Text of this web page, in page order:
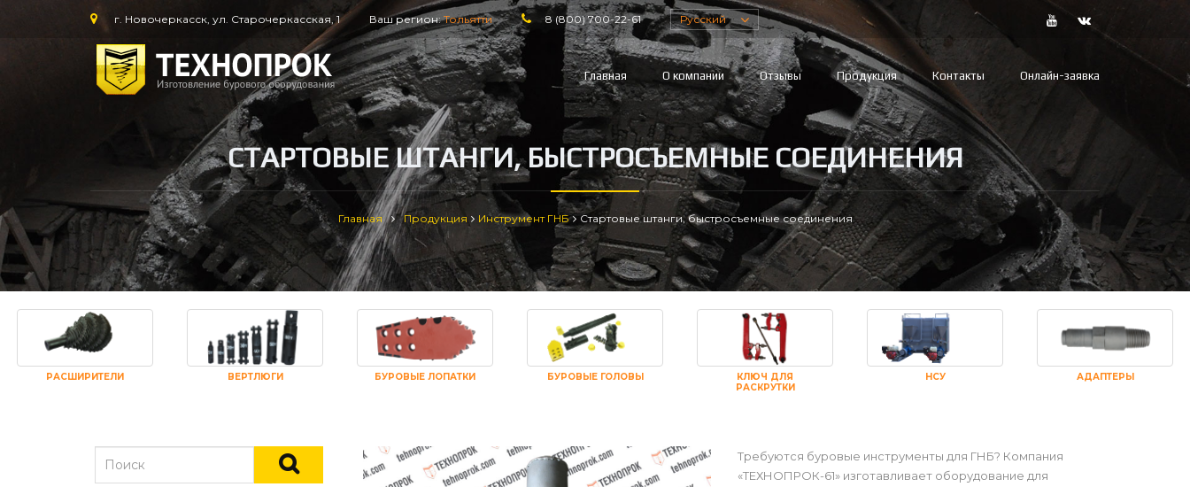
г. Новочеркасск, ул. Старочеркасская, 1 Ваш регион:Тольятти 8 (800) 700-22-61 Русский
Главная О компании Отзывы Продукция Контакты Онлайн-заявка
СТАРТОВЫЕ ШТАНГИ, БЫСТРОСЪЕМНЫЕ СОЕДИНЕНИЯ
Главная Продукция Инструмент ГНБ Стартовые штанги, быстросъемные соединения
РАСШИРИТЕЛИ ВЕРТЛЮГИ БУРОВЫЕ ЛОПАТКИ БУРОВЫЕ ГОЛОВЫ
КЛЮЧ ДЛЯ
РАСКРУТКИ
НСУ АДАПТЕРЫ
Требуются буровые инструменты для ГНБ? Компания
«ТЕХНОПРОК-61» изготавливает оборудование для